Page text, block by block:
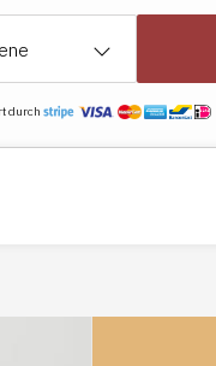
Darts usw.
Dachgeschoss mit:
durch